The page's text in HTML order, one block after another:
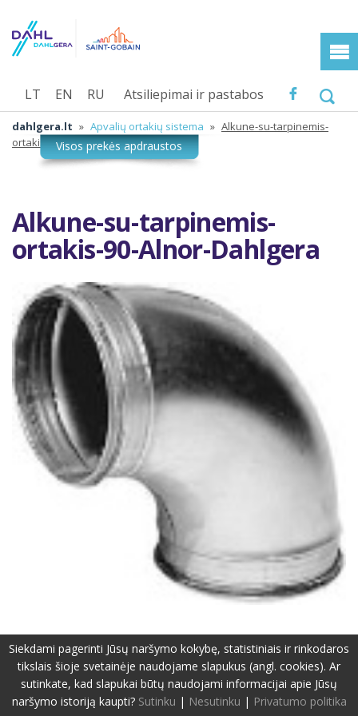
Atsiliepimai ir pastabos
LT EN RU
dahlgera.lt » Apvalių ortakių sistema » Alkune-su-tarpinemis-
ortakis-90-Alnor-Dahlgera
Alkune-su-tarpinemis-
ortakis-90-Alnor-Dahlgera
©2019-2026 Visos teisės apsaugotos.Privatumo politika
Svetainę sukūrė:www.pepa.lt
Siekdami pagerinti Jūsų naršymo kokybę, statistiniais ir rinkodaros
tikslais šioje svetainėje naudojame slapukus (angl. cookies). Ar
sutinkate, kad slapukai būtų naudojami informacijai apie Jūsų
naršymo istoriją kaupti? Sutinku | Nesutinku | Privatumo politika